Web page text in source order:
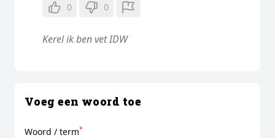
0 0
Kerel ik ben vet IDW
Voeg een woord toe
Woord / term*